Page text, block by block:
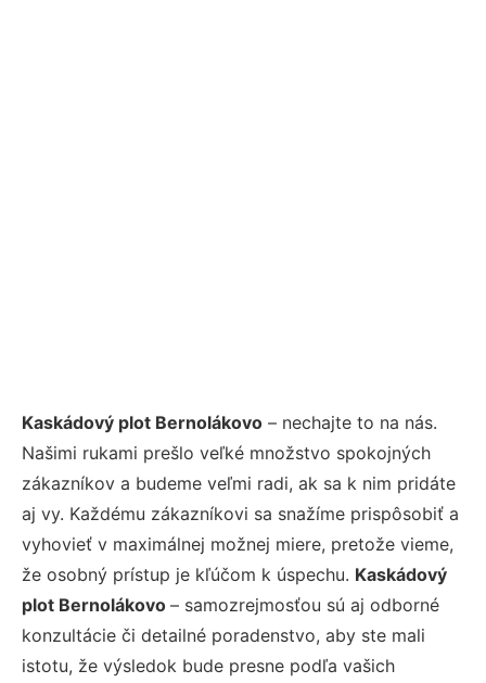
Kaskádový plot Bernolákovo – nechajte to na nás.
Našimi rukami prešlo veľké množstvo spokojných
zákazníkov a budeme veľmi radi, ak sa k nim pridáte
aj vy. Každému zákazníkovi sa snažíme prispôsobiť a
vyhovieť v maximálnej možnej miere, pretože vieme,
že osobný prístup je kľúčom k úspechu. Kaskádový
plot Bernolákovo – samozrejmosťou sú aj odborné
konzultácie či detailné poradenstvo, aby ste mali
istotu, že výsledok bude presne podľa vašich